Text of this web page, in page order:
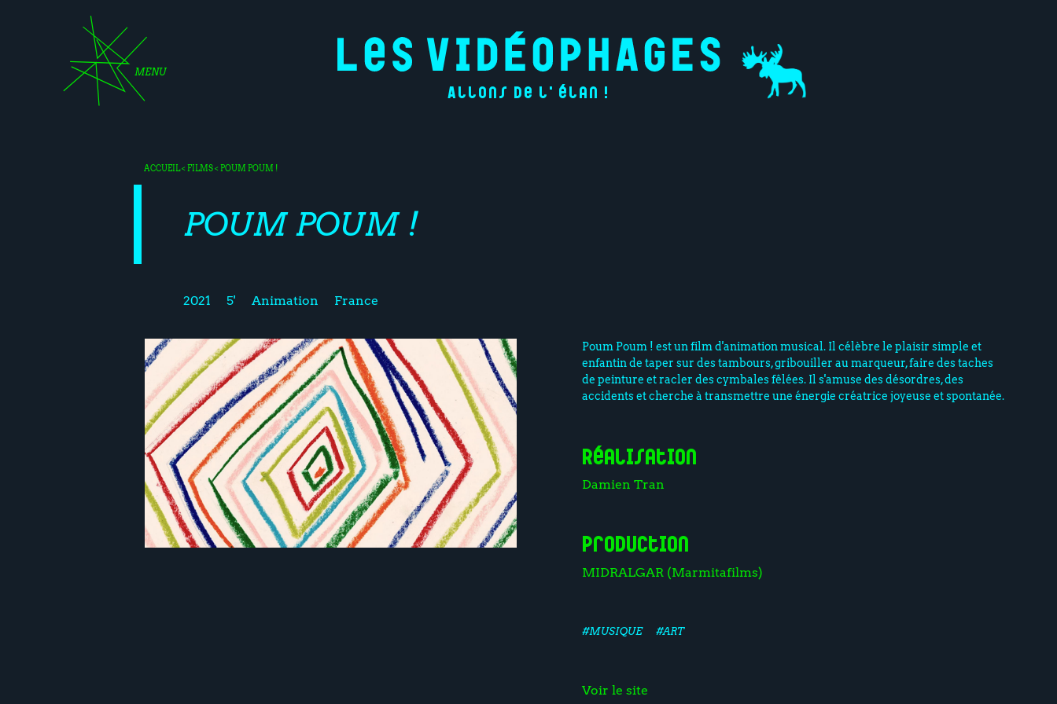
MENU
Allons de l'élan !
ACCUEIL<FILMS< POUM POUM !
POUM POUM !
2021 5' Animation France
Poum Poum ! est un film d'animation musical. Il célèbre le plaisir simple et
enfantin de taper sur des tambours, gribouiller au marqueur, faire des taches
de peinture et racler des cymbales fêlées. Il s'amuse des désordres, des
accidents et cherche à transmettre une énergie créatrice joyeuse et spontanée.
Réalisation
Damien Tran
Production
MIDRALGAR (Marmitafilms)
#MUSIQUE #ART
Voir le site